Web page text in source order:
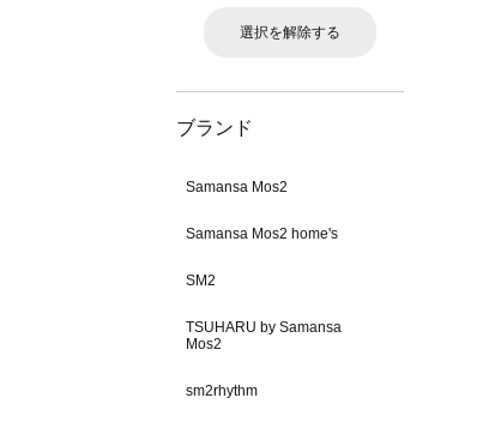
選択を解除する
ブランド
Samansa Mos2
Samansa Mos2 home's
SM2
TSUHARU by Samansa
Mos2
sm2rhythm